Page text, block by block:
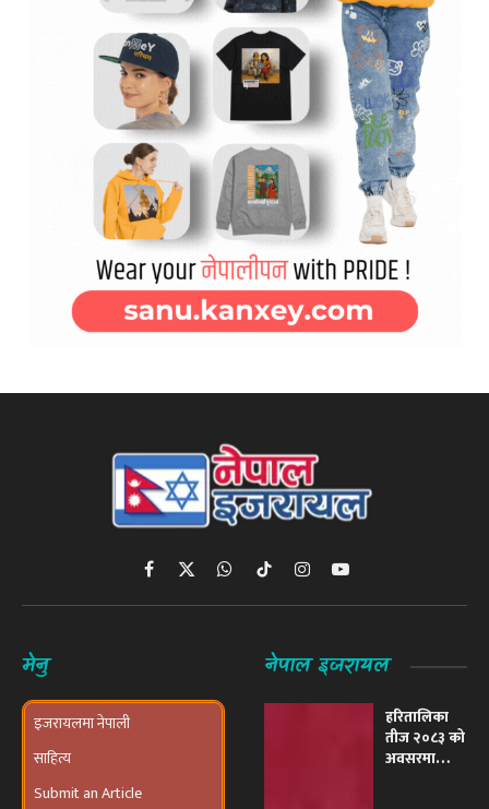
Facebook
X
(Twitter)
WhatsAppTikTokInstagramYouTube
मेनु
इजरायलमा नेपाली
साहित्य
Submit an Article
नेपाल इजरायल
हरितालिका
तीज २०८३ को
अवसरमा